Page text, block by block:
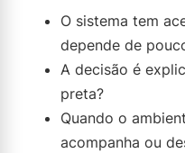
O sistema tem
depende de
A decisão é
preta?
Quando o
acompanha ou